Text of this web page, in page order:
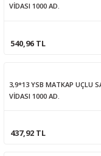
VİDASI 1000 AD.
540,96 TL
3,9*13 YSB MATKAP UÇLU
VİDASI 1000 AD.
437,92 TL